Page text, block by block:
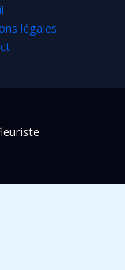
légales